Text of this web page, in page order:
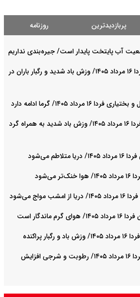
پربازدیدترین روزنامه
آب پایتخت پایدار است/ جیره‌بندی نداریم
پیش بینی هوای کرمان فردا ۱۶ مرداد ۱۴۰۵/ وزش باد شدید و رگبار باران در
۱۴۰۵/ گرما ادامه دارد
پیش بینی هوای همدان فردا ۱۶ مرداد ۱۴۰۵/ وزش باد شدید به همراه گرد
می‌شود
می‌شود
است
پیش بینی هوای بوشهر فردا ۱۶ مرداد ۱۴۰۵/ رطوبت و شرجی افزایش